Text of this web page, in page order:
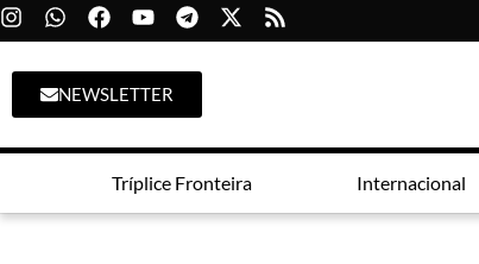
NEWSLETTER
Tríplice Fronteira Internacional